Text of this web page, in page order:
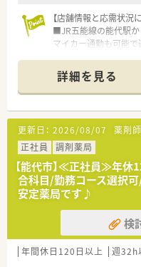
【店舗情報と応需状況
■JR五能線の能代駅か
マイカー通勤も可能で
1日平均40枚ほど応需
■常勤の薬剤師が2名
ムワーク良く業務に
【法人特徴について】
■全国に約400店舗を
アとして業界トップク
■営業利益率が高く報
基盤があり、安心して
■人材定着率が極めて
すい環境づくりに全社
【こんな方にオススメ】
■ワークライフバラン
企業で腰を据えて長く
詳細を見る
更新日： 2026/08/07 薬剤
正社員
調剤薬局
【能代市】≪正社員≫年
合科目/勤務コース選択
安定薬局です♪
検
年間休日120日以上 週32h